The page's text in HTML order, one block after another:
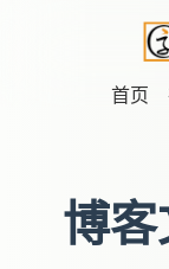
首页
博客